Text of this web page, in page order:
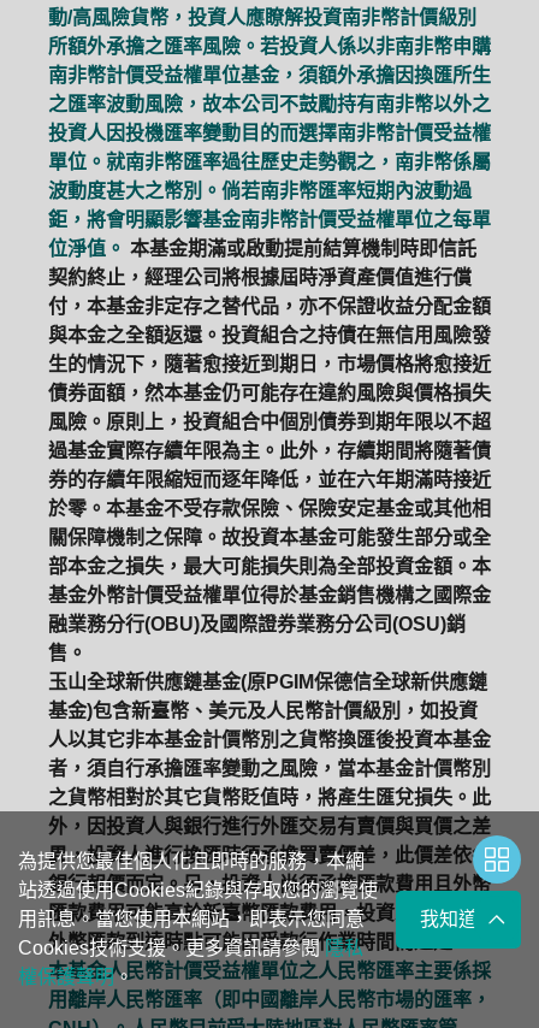
動/高風險貨幣，投資人應瞭解投資南非幣計價級別
所額外承擔之匯率風險。若投資人係以非南非幣申購
南非幣計價受益權單位基金，須額外承擔因換匯所生
之匯率波動風險，故本公司不鼓勵持有南非幣以外之
投資人因投機匯率變動目的而選擇南非幣計價受益權
單位。就南非幣匯率過往歷史走勢觀之，南非幣係屬
波動度甚大之幣別。倘若南非幣匯率短期內波動過
鉅，將會明顯影響基金南非幣計價受益權單位之每單
位淨值。 本基金期滿或啟動提前結算機制時即信託
契約終止，經理公司將根據屆時淨資產價值進行償
付，本基金非定存之替代品，亦不保證收益分配金額
與本金之全額返還。投資組合之持債在無信用風險發
生的情況下，隨著愈接近到期日，市場價格將愈接近
債券面額，然本基金仍可能存在違約風險與價格損失
風險。原則上，投資組合中個別債券到期年限以不超
過基金實際存續年限為主。此外，存續期間將隨著債
券的存續年限縮短而逐年降低，並在六年期滿時接近
於零。本基金不受存款保險、保險安定基金或其他相
關保障機制之保障。故投資本基金可能發生部分或全
部本金之損失，最大可能損失則為全部投資金額。本
基金外幣計價受益權單位得於基金銷售機構之國際金
融業務分行(OBU)及國際證券業務分公司(OSU)銷
售。
玉山全球新供應鏈基金(原PGIM保德信全球新供應鏈
基金)包含新臺幣、美元及人民幣計價級別，如投資
人以其它非本基金計價幣別之貨幣換匯後投資本基金
者，須自行承擔匯率變動之風險，當本基金計價幣別
之貨幣相對於其它貨幣貶值時，將產生匯兌損失。此
外，因投資人與銀行進行外匯交易有賣價與買價之差
異，投資人進行換匯時須承擔買賣價差，此價差依各
銀行報價而定。另，投資人尚須承擔匯款費用且外幣
匯款費用可能高於新臺幣匯款費用，投資人亦須留意
外幣匯款到達時點可能因受款行作業時間而遞延。
本基金人民幣計價受益權單位之人民幣匯率主要係採
用離岸人民幣匯率（即中國離岸人民幣市場的匯率，
為提供您最佳個人化且即時的服務，本網
站透過使用Cookies紀錄與存取您的瀏覽使
用訊息。當您使用本網站，即表示您同意
Cookies技術支援。更多資訊請參閱隱私
權保護聲明。
我知道了